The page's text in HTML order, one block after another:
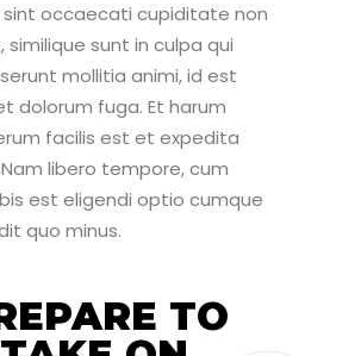
occaecati cupiditate non
similique sunt in culpa qui
mollitia animi, id est
dolorum fuga. Et harum
facilis est et expedita
libero tempore, cum
est eligendi optio cumque
quo minus.
TO